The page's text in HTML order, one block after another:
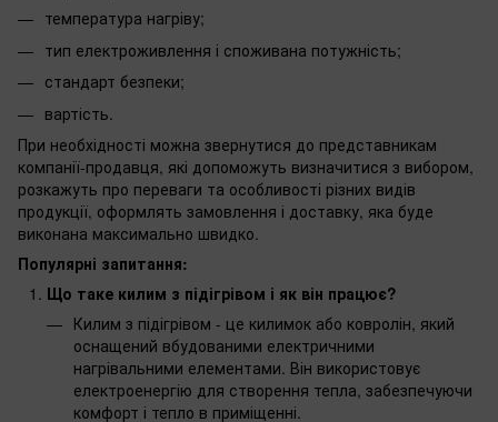
температура нагріву;
тип електроживлення і споживана потужність;
стандарт безпеки;
вартість.
При необхідності можна звернутися до представникам
компанії-продавця, які допоможуть визначитися з вибором,
розкажуть про переваги та особливості різних видів
продукції, оформлять замовлення і доставку, яка буде
виконана максимально швидко.
Популярні запитання:
Що таке килим з підігрівом і як він працює?
Килим з підігрівом - це килимок або ковролін, який
оснащений вбудованими електричними
нагрівальними елементами. Він використовує
електроенергію для створення тепла, забезпечуючи
комфорт і тепло в приміщенні.